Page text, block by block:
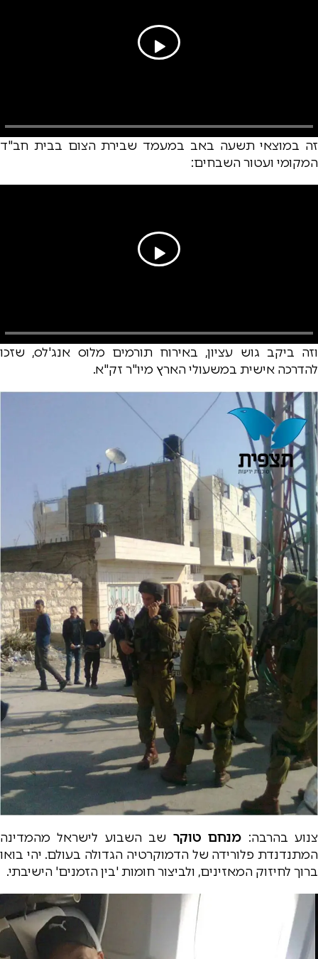
זה במוצאי תשעה באב במעמד שבירת הצום בבית חב"ד
המקומי ועטור השבחים:
וזה ביקב גוש עציון, באירוח תורמים מלוס אנג'לס, שזכו
להדרכה אישית במשעולי הארץ מיו"ר זק"א.
צנוע בהרבה: מנחם טוקר שב השבוע לישראל מהמדינה
המתנדנדת פלורידה של הדמוקרטיה הגדולה בעולם. יהי בואו
ברוך לחיזוק המאזינים, ולביצור חומות 'בין הזמנים' הישיבתי.